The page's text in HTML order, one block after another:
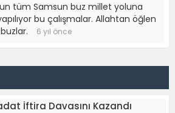
tüm Samsun buz millet yoluna
bu çalışmalar. Allahtan öğlen
6 yıl önce
İftira Davasını Kazandı